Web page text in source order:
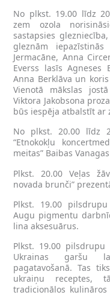
No plkst. 19.00 līdz
zem ozola
sastapsies
gleznām
Jermacāne, Anna
Everss lasīs Agneses
Anna Berklāva un
Vienotā mākslas
Viktora Jakobsona
būs iespēja atbalstīt ar
No plkst. 20.00 līdz
“Etnokokļu
meitas” Baibas
Plkst. 20.00 Veļas
novada brunči”
Plkst. 19.00
Augu pigmentu
lina aksesuārus.
Plkst. 19.00
Ukrainas garšu
pagatavošanā. Tas
ukraiņu receptes,
tradicionālos